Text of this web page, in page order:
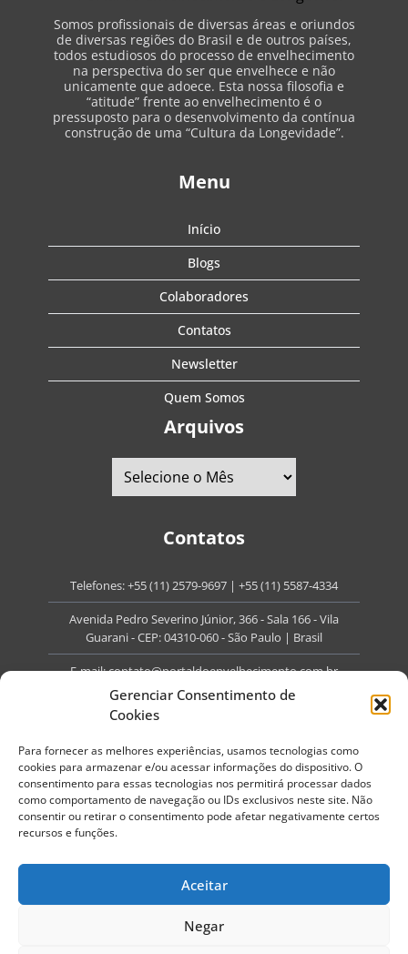
Gerenciar Consentimento de
Cookies
Para fornecer as melhores experiências, usamos tecnologias como
cookies para armazenar e/ou acessar informações do dispositivo. O
consentimento para essas tecnologias nos permitirá processar dados
como comportamento de navegação ou IDs exclusivos neste site. Não
consentir ou retirar o consentimento pode afetar negativamente certos
recursos e funções.
Aceitar
Negar
Somos profissionais de diversas áreas e oriundos
de diversas regiões do Brasil e de outros países,
todos estudiosos do processo de envelhecimento
na perspectiva do ser que envelhece e não
unicamente que adoece. Esta nossa filosofia e
“atitude” frente ao envelhecimento é o
pressuposto para o desenvolvimento da contínua
construção de uma “Cultura da Longevidade”.
Menu
Início
Blogs
Colaboradores
Contatos
Newsletter
Quem Somos
Arquivos
Contatos
Telefones:+55 (11) 2579-9697 | +55 (11) 5587-4334
Avenida Pedro Severino Júnior, 366 - Sala 166 - Vila
Guarani - CEP: 04310-060 - São Paulo | Brasil
E-mail:contato@portaldoenvelhecimento.com.br
Website:portaldoenvelhecimento.com.br
Todos os direitos reservados.